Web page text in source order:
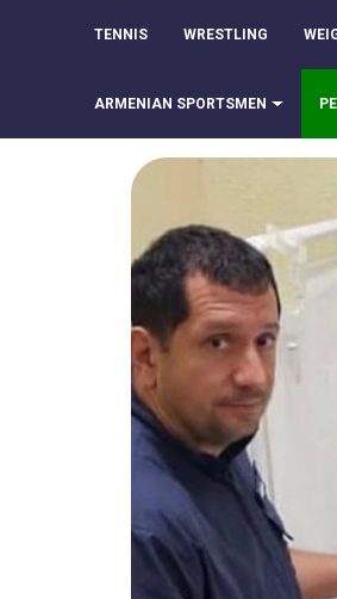
TENNIS WRESTLING
ARMENIAN SPORTSMEN